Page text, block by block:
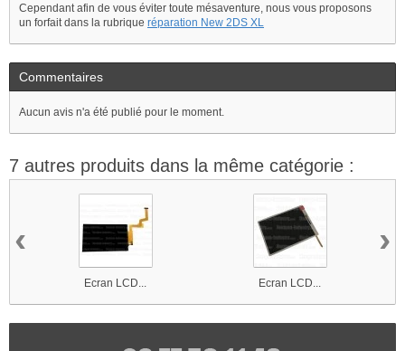
Cependant afin de vous éviter toute mésaventure, nous vous proposons
un forfait dans la rubrique réparation New 2DS XL
Commentaires
Aucun avis n'a été publié pour le moment.
7 autres produits dans la même catégorie :
Ecran LCD... Ecran LCD...
‹ ›